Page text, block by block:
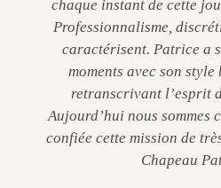
chaque instant de cette
Professionnalisme,
caractérisent. Patrice a
moments avec son
retranscrivant l’esprit
Aujourd’hui nous sommes
confiée cette mission de
Chapeau